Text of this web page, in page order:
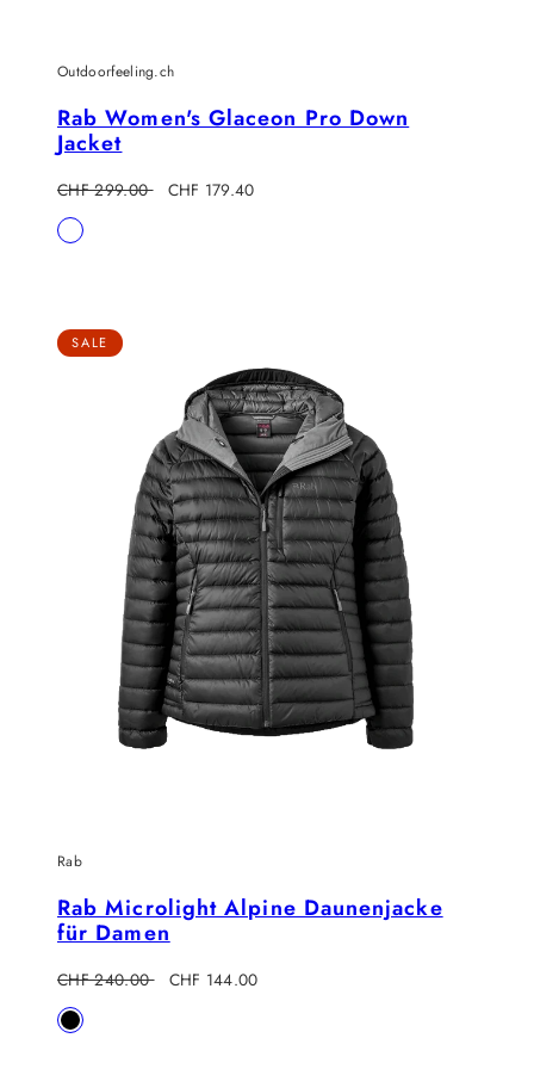
Outdoorfeeling.ch
Rab Women's Glaceon Pro Down
Jacket
Regulärer
Preis
CHF 299.00 Verkaufspreis
CHF 179.40
Verfügbar
Eucalyptus/Green
SALE
Rab
Rab Microlight Alpine Daunenjacke
für Damen
Regulärer
Preis
CHF 240.00 Verkaufspreis
CHF 144.00
Verfügbar
Black